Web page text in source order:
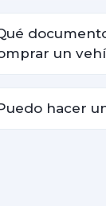
un
hacer